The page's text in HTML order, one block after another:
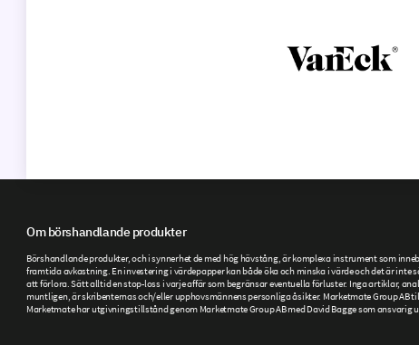
Om börshandlande produkter
Börshandlande produkter, och i synnerhet de med hög hävstång, är komplexa instrument som
framtida avkastning. En investering i värdepapper kan både öka och minska i värde och det är
att förlora. Sätt alltid en stop-loss i varje affär som begränsar eventuella förluster. Inga artiklar,
muntligen, är skribenternas och/eller upphovsmännens personliga åsikter. Marketmate Group
Marketmate har utgivningstillstånd genom Marketmate Group AB med David Bagge som